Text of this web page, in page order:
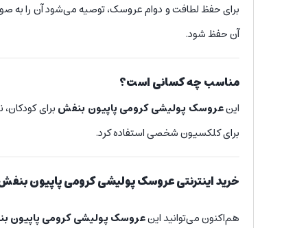
برای حفظ لطافت و دوام عروسک، توصیه می‌شود آن را به
آن حفظ شود.
مناسب چه کسانی است؟
اینعروسک پولیشی کرومی پاپیون بنفش برای
برای کلکسیون شخصی استفاده کرد.
خرید اینترنتی عروسک پولیشی کرومی پاپیون
هم‌اکنون می‌توانید اینعروسک پولیشی کرومی پاپیون